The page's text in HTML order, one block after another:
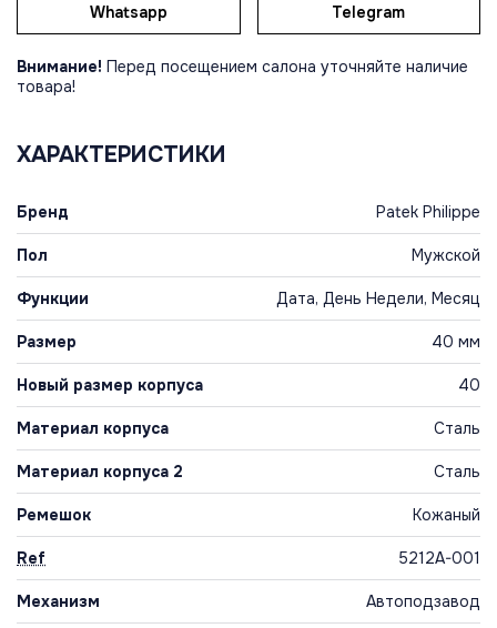
Whatsapp Telegram
Внимание! Перед посещением салона уточняйте наличие
товара!
ХАРАКТЕРИСТИКИ
Бренд Patek Philippe
Пол Мужской
Функции Дата, День Недели, Месяц
Размер 40 мм
Новый размер корпуса 40
Материал корпуса Сталь
Материал корпуса 2 Сталь
Ремешок Кожаный
Ref 5212A-001
Механизм Автоподзавод